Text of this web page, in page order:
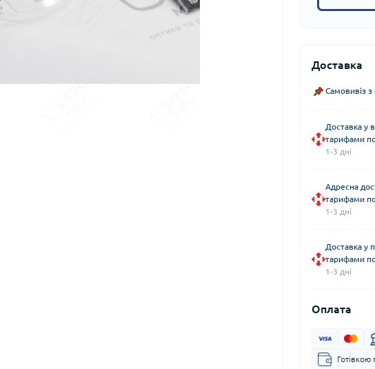
Доставка
Самовивіз
Доставка у
тарифами
1-3 дні
Адресна
тарифами
1-3 дні
Доставка у
тарифами
1-3 дні
Оплата
Готівкою